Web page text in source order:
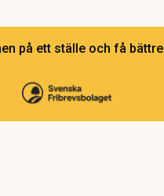
på ett ställe och få bättre